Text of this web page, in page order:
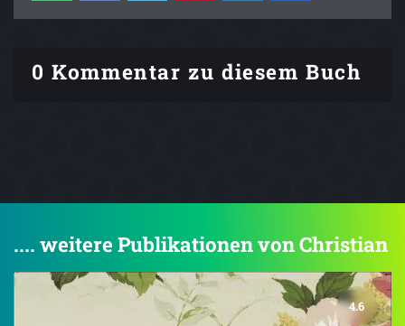
0 Kommentar zu diesem Buch
.... weitere Publikationen von Christian
4.6